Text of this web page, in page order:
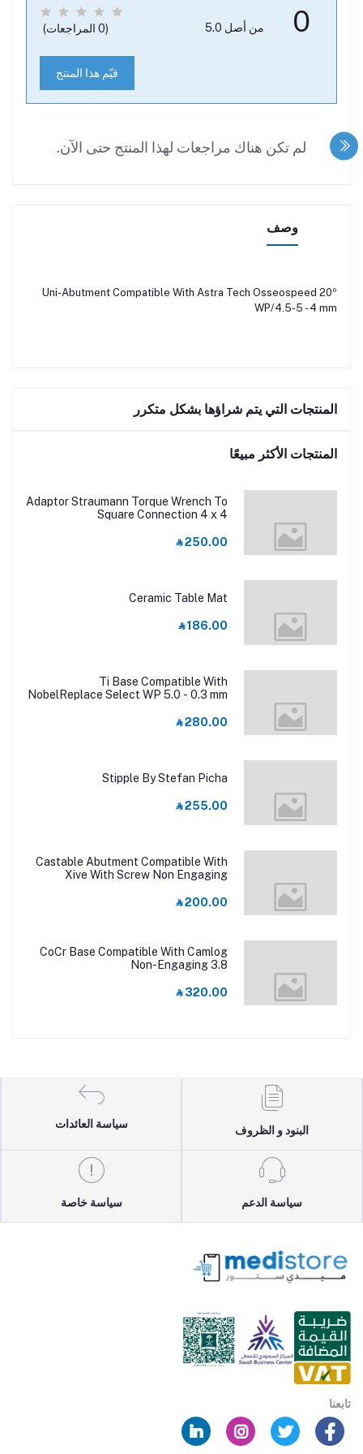
0 من أصل 5.0 (0 المراجعات)
قيّم هذا المنتج
لم تكن هناك مراجعات لهذا المنتج حتى الآن.
وصف
Uni-Abutment Compatible With Astra Tech Osseospeed 20º
WP/4.5-5 - 4 mm
المنتجات التي يتم شراؤها بشكل متكرر
المنتجات الأكثر مبيعًا
Adaptor Straumann Torque Wrench To
Square Connection 4 x 4
‎⃁ 250.00
Ceramic Table Mat
‎⃁ 186.00
Ti Base Compatible With
NobelReplace Select WP 5.0 - 0.3 mm
‎⃁ 280.00
Stipple By Stefan Picha
‎⃁ 255.00
Castable Abutment Compatible With
Xive With Screw Non Engaging
‎⃁ 200.00
CoCr Base Compatible With Camlog
Non-Engaging 3.8
‎⃁ 320.00
البنود و الظروف
سياسة العائدات
سياسة الدعم سياسة خاصة
تابعنا